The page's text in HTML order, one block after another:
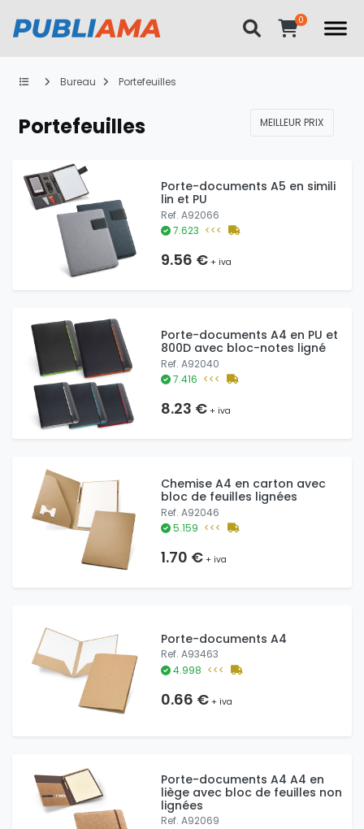
Bureau Portefeuilles
Portefeuilles MEILLEUR PRIX
Porte-documents A5 en simili
lin et PU
Ref. A92066
7.623 <<<
9.56 €+ iva
Porte-documents A4 en PU et
800D avec bloc-notes ligné
Ref. A92040
7.416 <<<
8.23 €+ iva
Chemise A4 en carton avec
bloc de feuilles lignées
Ref. A92046
5.159 <<<
1.70 €+ iva
Porte-documents A4
Ref. A93463
4.998 <<<
0.66 €+ iva
Porte-documents A4 A4 en
liège avec bloc de feuilles non
lignées
Ref. A92069